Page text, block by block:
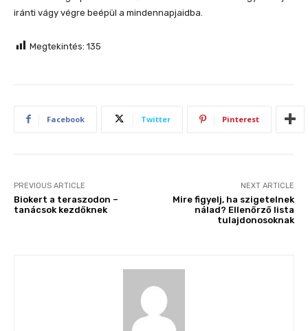
iránti vágy végre beépül a mindennapjaidba.
Megtekintés: 135
Facebook Twitter Pinterest
PREVIOUS ARTICLE
Biokert a teraszodon –
tanácsok kezdőknek
NEXT ARTICLE
Mire figyelj, ha szigetelnek
nálad? Ellenőrző lista
tulajdonosoknak